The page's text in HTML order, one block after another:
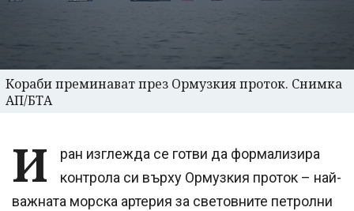
Кораби преминават през Ормузкия проток. Снимка
АП/БТА
И
ран изглежда се готви да формализира
контрола си върху Ормузкия проток – най-
важната морска артерия за световните петролни